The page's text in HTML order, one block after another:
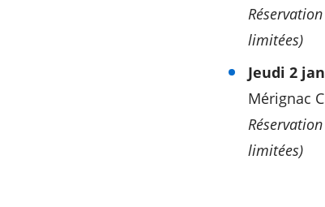
limitées)
Jeudi 2
Mérignac
limitées)